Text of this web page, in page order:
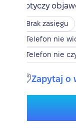
Dotyczy
Brak zasięgu
Telefon nie
Telefon nie
Zapytaj o